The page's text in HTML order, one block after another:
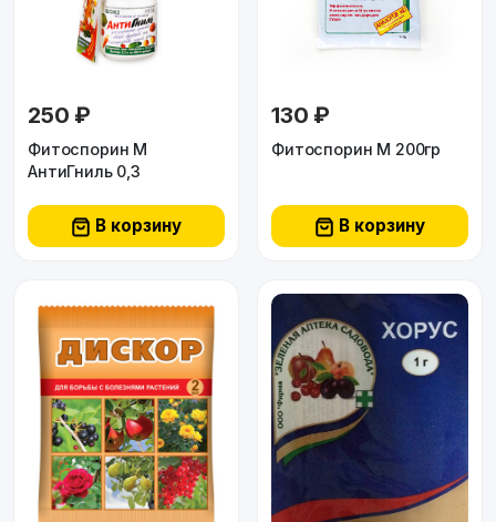
250 ₽
Фитоспорин М
АнтиГниль 0,3
В корзину
130 ₽
Фитоспорин М 200гр
В корзину